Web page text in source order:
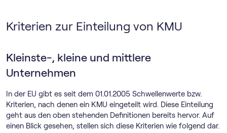
Kriterien zur Einteilung von KMU
Kleinste-, kleine und mittlere
Unternehmen
In der EU gibt es seit dem 01.01.2005 Schwellenwerte bzw.
Kriterien, nach denen ein KMU eingeteilt wird. Diese Einteilung
geht aus den oben stehenden Definitionen bereits hervor. Auf
einen Blick gesehen, stellen sich diese Kriterien wie folgend dar.